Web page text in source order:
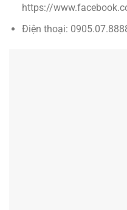
https://
Điện thoại: